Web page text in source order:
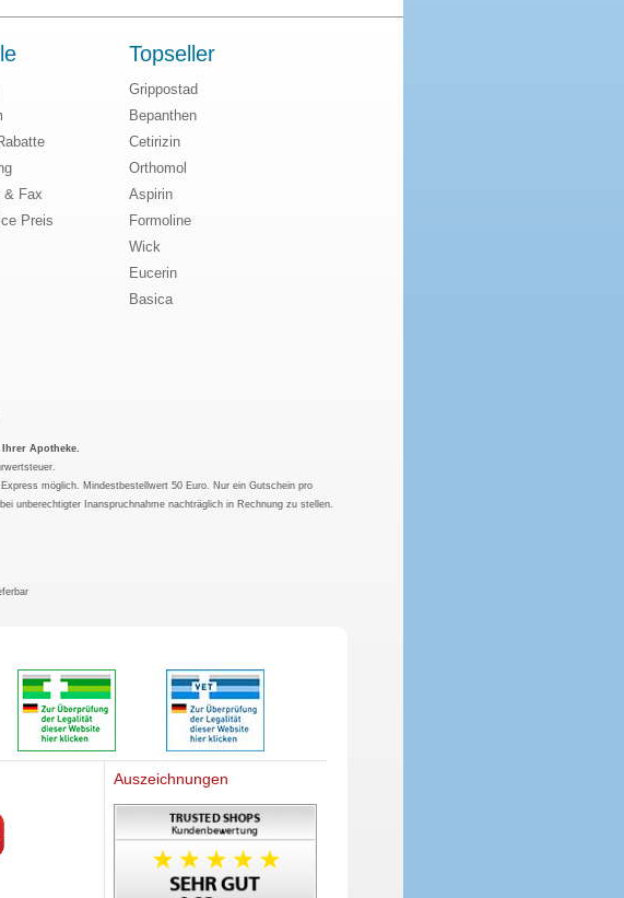
& Fax
Preis
Topseller
Grippostad
Bepanthen
Cetirizin
Orthomol
Aspirin
Formoline
Wick
Eucerin
Basica
Apotheke.
möglich. Mindestbestellwert 50 Euro. Nur ein Gutschein pro
unberechtigter Inanspruchnahme nachträglich in Rechnung zu stellen.
Auszeichnungen